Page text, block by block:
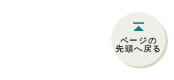
ページの
先頭へ戻る